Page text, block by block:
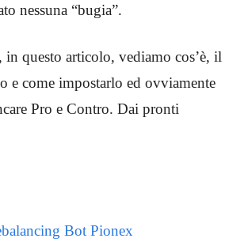
nessuna “bugia”.
questo articolo, vediamo cos’è, il
e come impostarlo ed ovviamente
Pro e Contro. Dai pronti
Bot Pionex